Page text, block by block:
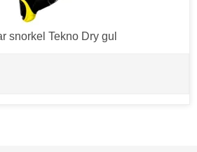
snorkel Tekno Dry gul